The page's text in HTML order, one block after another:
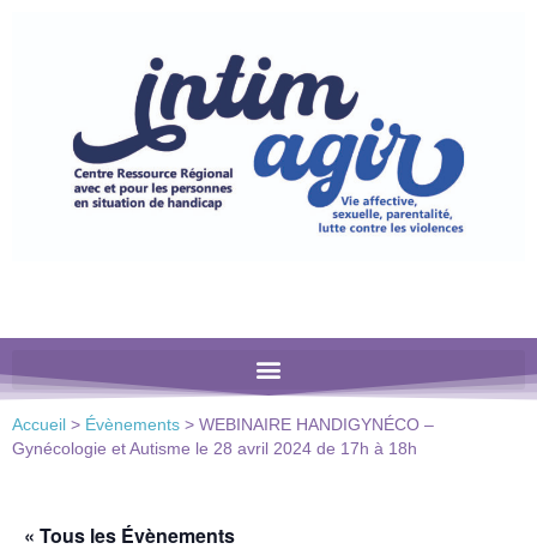
comprend
Accueil > Évènements > WEBINAIRE HANDIGYNÉCO –
Gynécologie et Autisme le 28 avril 2024 de 17h à 18h
« Tous les Évènements